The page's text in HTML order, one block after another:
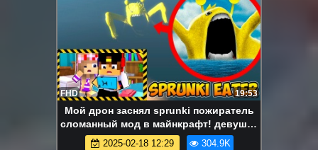
FHD 19:53
Мой дрон заснял sprunki пожиратель
сломанный мод в майнкрафт! девушка
новичок видео minecraft
2025-02-18 12:29 304.9K